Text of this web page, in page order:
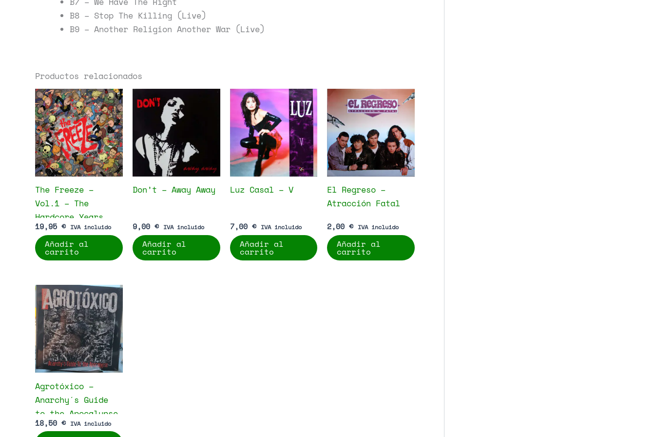
B8 – Stop The Killing (Live)
B9 – Another Religion Another War (Live)
Productos relacionados
The Freeze –
Vol.1 – The
Hardcore Years
19,95 € IVA incluido
Añadir al
carrito
Don’t – Away Away
9,00 € IVA incluido
Añadir al
carrito
Luz Casal – V
7,00 € IVA incluido
Añadir al
carrito
El Regreso –
Atracción Fatal
2,00€ IVA incluido
Añadir al
carrito
Agrotóxico –
Anarchy´s Guide
to the Apocalypse
18,50 € IVA incluido